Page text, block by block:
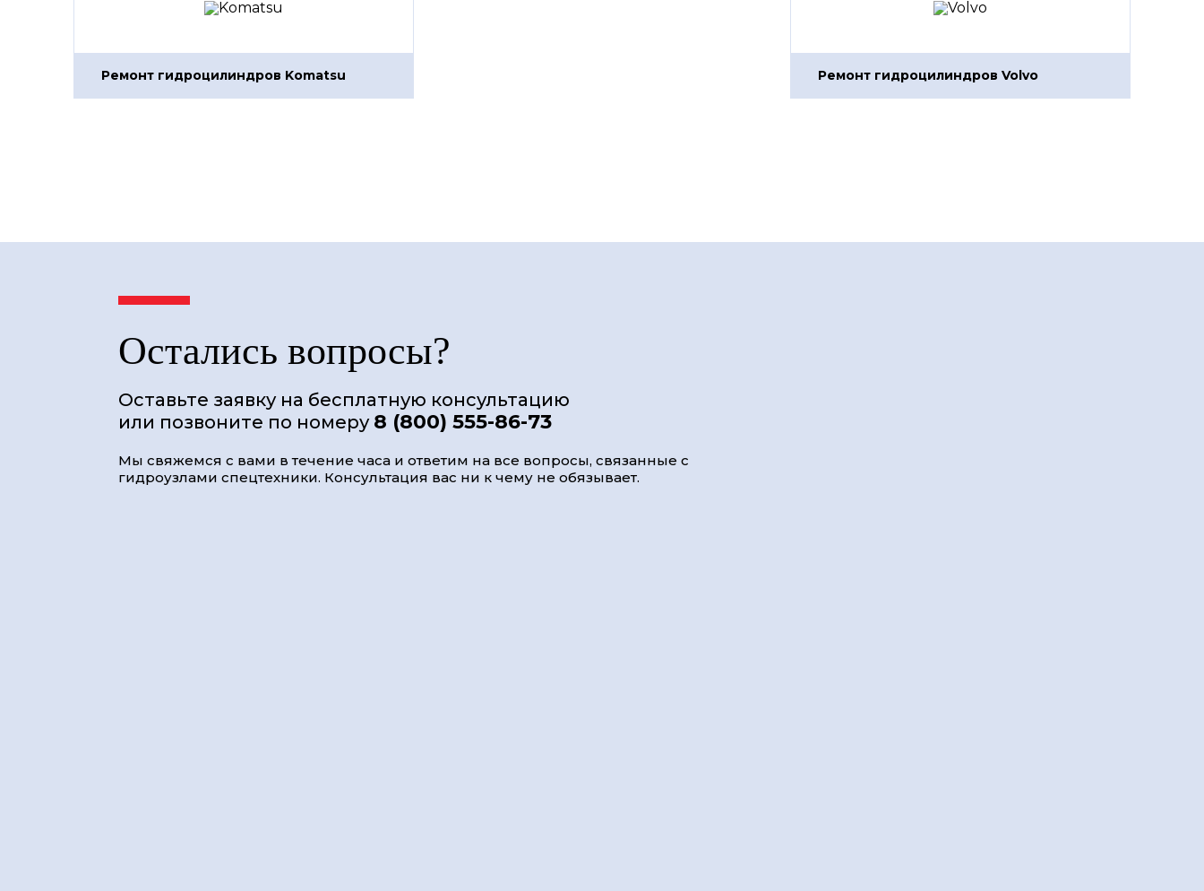
Ремонт гидроцилиндров Komatsu Ремонт гидроцилиндров Volvo
Остались вопросы?
Оставьте заявку на бесплатную консультацию
или позвоните по номеру 8 (800) 555-86-73
Мы свяжемся с вами в течение часа и ответим на все вопросы, связанные с
гидроузлами спецтехники. Консультация вас ни к чему не обязывает.